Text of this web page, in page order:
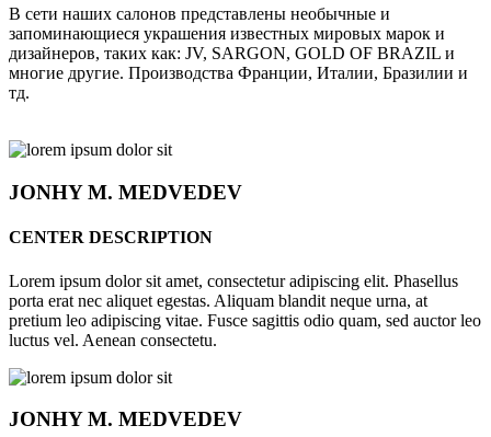
В сети наших салонов представлены необычные и
запоминающиеся украшения известных мировых марок и
дизайнеров, таких как: JV, SARGON, GOLD OF BRAZIL и
многие другие. Производства Франции, Италии, Бразилии и
тд.
JONHYM. MEDVEDEV
CENTER DESCRIPTION
Lorem ipsum dolor sit amet, consectetur adipiscing elit. Phasellus
porta erat nec aliquet egestas. Aliquam blandit neque urna, at
pretium leo adipiscing vitae. Fusce sagittis odio quam, sed auctor leo
luctus vel. Aenean consectetu.
JONHYM. MEDVEDEV